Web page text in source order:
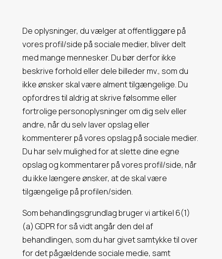
De oplysninger, du vælger at offentliggøre på
vores profil/side på sociale medier, bliver delt
med mange mennesker. Du bør derfor ikke
beskrive forhold eller dele billeder mv., som du
ikke ønsker skal være alment tilgængelige. Du
opfordres til aldrig at skrive følsomme eller
fortrolige personoplysninger om dig selv eller
andre, når du selv laver opslag eller
kommenterer på vores opslag på sociale medier.
Du har selv mulighed for at slette dine egne
opslag og kommentarer på vores profil/side, når
du ikke længere ønsker, at de skal være
tilgængelige på profilen/siden.
Som behandlingsgrundlag bruger vi artikel 6(1)
(a) GDPR for så vidt angår den del af
behandlingen, som du har givet samtykke til over
for det pågældende sociale medie, samt